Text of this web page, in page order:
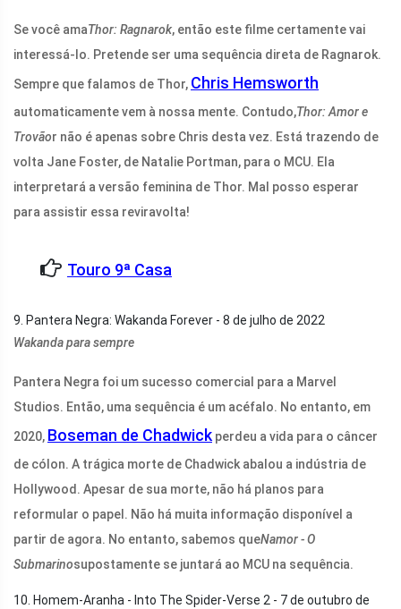
Se você amaThor: Ragnarok, então este filme certamente vai
interessá-lo. Pretende ser uma sequência direta de Ragnarok.
Sempre que falamos de Thor, Chris Hemsworth
automaticamente vem à nossa mente. Contudo,Thor: Amor e
Trovãor não é apenas sobre Chris desta vez. Está trazendo de
volta Jane Foster, de Natalie Portman, para o MCU. Ela
interpretará a versão feminina de Thor. Mal posso esperar
para assistir essa reviravolta!
Touro 9ª Casa
9. Pantera Negra: Wakanda Forever - 8 de julho de 2022
Wakanda para sempre
Pantera Negra foi um sucesso comercial para a Marvel
Studios. Então, uma sequência é um acéfalo. No entanto, em
2020, Boseman de Chadwick perdeu a vida para o câncer
de cólon. A trágica morte de Chadwick abalou a indústria de
Hollywood. Apesar de sua morte, não há planos para
reformular o papel. Não há muita informação disponível a
partir de agora. No entanto, sabemos queNamor - O
Submarinosupostamente se juntará ao MCU na sequência.
10. Homem-Aranha - Into The Spider-Verse 2 - 7 de outubro de